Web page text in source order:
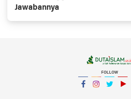
Jawabannya
FOLLOW